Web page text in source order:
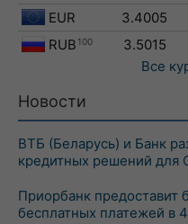
EUR
3.4005
RUB 100 3.5015
Все
Новости
ВТБ (Беларусь) и Банк
кредитных решений для
Приорбанк предоставит
бесплатных платежей в